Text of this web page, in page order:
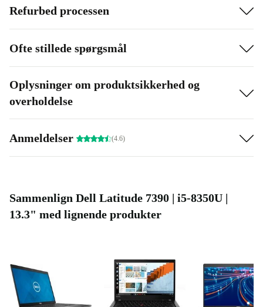
Refurbed processen
Ofte stillede spørgsmål
Oplysninger om produktsikkerhed og
overholdelse
Anmeldelser (4.6)
Sammenlign Dell Latitude 7390 | i5-8350U |
13.3" med lignende produkter